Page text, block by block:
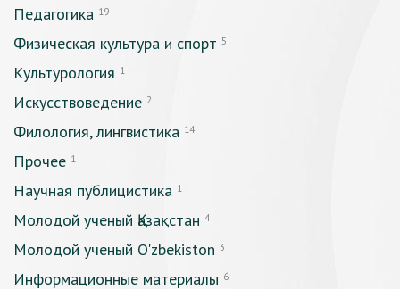
Педагогика 19
Физическая культура и спорт 5
Культурология 1
Искусствоведение 2
Филология, лингвистика 14
Прочее 1
Научная публицистика 1
Молодой ученый Қазақстан 4
Молодой ученый O'zbekiston 3
Информационные материалы 6